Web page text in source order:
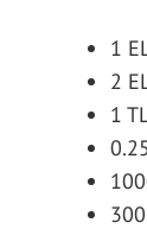
1
2
1